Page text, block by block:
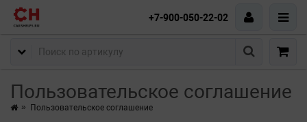
+7-900-050-22-02
Пользовательское соглашение
Пользовательское соглашение